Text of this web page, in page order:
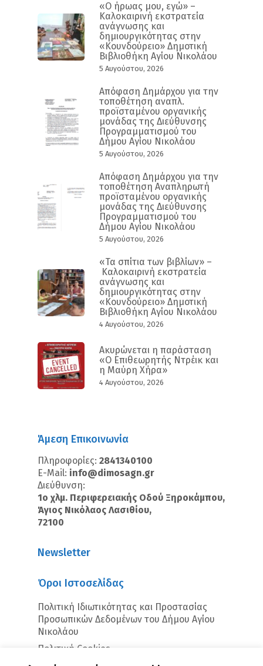
«Ο ήρωας μου, εγώ» –
Καλοκαιρινή εκστρατεία
ανάγνωσης και
δημιουργικότητας στην
«Κουνδούρειο» Δημοτική
Βιβλιοθήκη Αγίου Νικολάου
5 Αυγούστου, 2026
Απόφαση Δημάρχου για την
τοποθέτηση αναπλ.
προϊσταμένου οργανικής
μονάδας της Διεύθυνσης
Προγραμματισμού του
Δήμου Αγίου Νικολάου
5 Αυγούστου, 2026
Απόφαση Δημάρχου για την
τοποθέτηση Αναπληρωτή
προϊσταμένου οργανικής
μονάδας της Διεύθυνσης
Προγραμματισμού του
Δήμου Αγίου Νικολάου
5 Αυγούστου, 2026
«Τα σπίτια των βιβλίων» –
Καλοκαιρινή εκστρατεία
ανάγνωσης και
δημιουργικότητας στην
«Κουνδούρειο» Δημοτική
Βιβλιοθήκη Αγίου Νικολάου
4 Αυγούστου, 2026
Ακυρώνεται η παράσταση
«Ο Επιθεωρητής Ντρέικ και
η Μαύρη Χήρα»
4 Αυγούστου, 2026
Άμεση Επικοινωνία
Πληροφορίες: 2841340100
E-Mail: info@dimosagn.gr
Διεύθυνση:
1ο χλμ. Περιφερειακής Οδού Ξηροκάμπου,
Άγιος Νικόλαος Λασιθίου,
72100
Newsletter
Όροι Ιστοσελίδας
Πολιτική Ιδιωτικότητας και Προστασίας
Προσωπικών Δεδομένων του Δήμου Αγίου
Νικολάου
Πολιτική Cookies